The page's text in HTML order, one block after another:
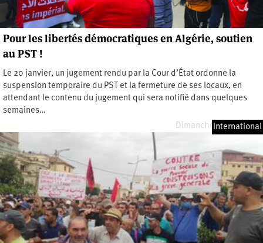
Pour les libertés démocratiques en Algérie, soutien
au PST !
Le 20 janvier, un jugement rendu par la Cour d’État ordonne la
suspension temporaire du PST et la fermeture de ses locaux, en
attendant le contenu du jugement qui sera notifié dans quelques
semaines…
Dimanche 6 mars 2022
International